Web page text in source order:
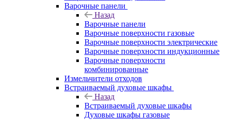
Варочные панели
Назад
Варочные панели
Варочные поверхности газовые
Варочные поверхности электрические
Варочные поверхности индукционные
Варочные поверхности
комбинированные
Измельчители отходов
Встраиваемый духовые шкафы
Назад
Встраиваемый духовые шкафы
Духовые шкафы газовые